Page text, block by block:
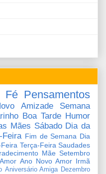
Fé Pensamentos
Amizade
Semana
Boa Tarde Humor
Mães Sábado Dia da
Feira Fim de Semana Dia
Terça-Feira Saudades
Mãe Setembro
Amor Ano Novo Amor Irmã
Aniversário Amiga Dezembro